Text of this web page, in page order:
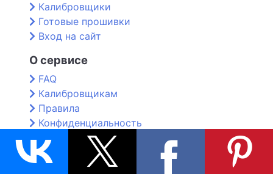
Калибровщики
Готовые прошивки
Вход на сайт
О сервисе
FAQ
Калибровщикам
Правила
Конфиденциальность
Контакты